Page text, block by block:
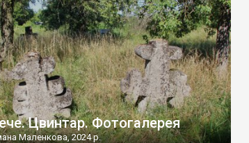
Цвинтар. Фотогалерея
Маленкова, 2024 р.